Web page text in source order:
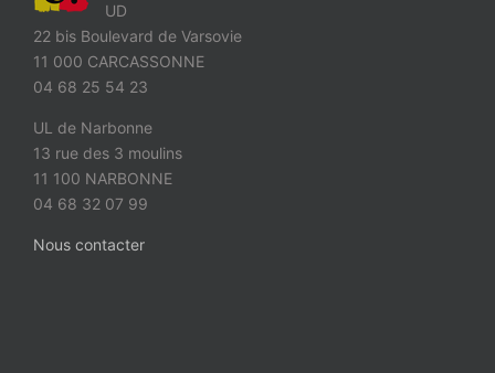
UD
22 bis Boulevard de Varsovie
11 000 CARCASSONNE
04 68 25 54 23
UL de Narbonne
13 rue des 3 moulins
11 100 NARBONNE
04 68 32 07 99
Nous contacter